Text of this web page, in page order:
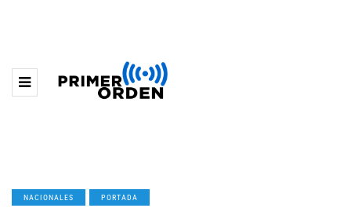
NACIONALES PORTADA